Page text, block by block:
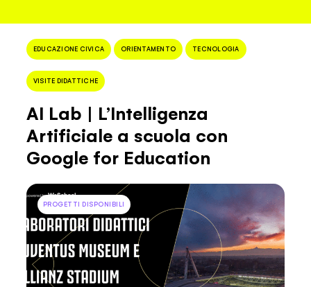
EDUCAZIONE CIVICA ORIENTAMENTO TECNOLOGIA
VISITE DIDATTICHE
AI Lab | L’Intelligenza
Artificiale a scuola con
Google for Education
PROGETTI DISPONIBILI